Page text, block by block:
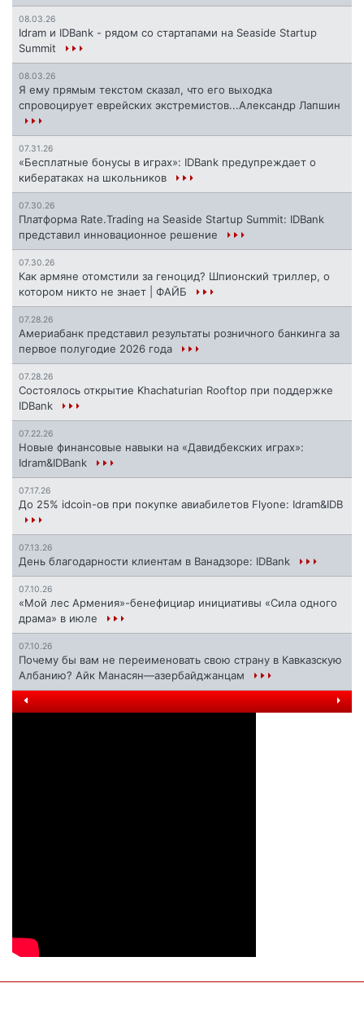
08.03.26
Idram и IDBank - рядом со стартапами на Seaside Startup
Summit
08.03.26
Я ему прямым текстом сказал, что его выходка
спровоцирует еврейских экстремистов...Александр Лапшин
07.31.26
«Бесплатные бонусы в играх»: IDBank предупреждает о
кибератаках на школьников
07.30.26
Платформа Rate.Trading на Seaside Startup Summit: IDBank
представил инновационное решение
07.30.26
Как армяне отомстили за геноцид? Шпионский триллер, о
котором никто не знает | ФАЙБ
07.28.26
Америабанк представил результаты розничного банкинга за
первое полугодие 2026 года
07.28.26
Состоялось открытие Khachaturian Rooftop при поддержке
IDBank
07.22.26
Новые финансовые навыки на «Давидбекских играх»:
Idram&IDBank
07.17.26
До 25% idcoin-ов при покупке авиабилетов Flyone: Idram&IDB
07.13.26
День благодарности клиентам в Ванадзоре: IDBank
07.10.26
«Мой лес Армения»-бенефициар инициативы «Сила одного
драма» в июле
07.10.26
Почему бы вам не переименовать свою страну в Кавказскую
Албанию? Айк Манасян—азербайджанцам